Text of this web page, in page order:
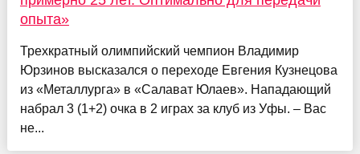
опыта»
Трехкратный олимпийский чемпион Владимир
Юрзинов высказался о переходе Евгения Кузнецова
из «Металлурга» в «Салават Юлаев». Нападающий
набрал 3 (1+2) очка в 2 играх за клуб из Уфы. – Вас
не...